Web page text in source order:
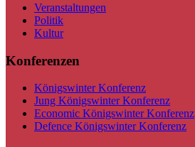
Veranstaltungen
Politik
Kultur
Konferenzen
Königswinter Konferenz
Jung Königswinter Konferenz
Economic Königswinter Konferenz
Defence Königswinter Konferenz